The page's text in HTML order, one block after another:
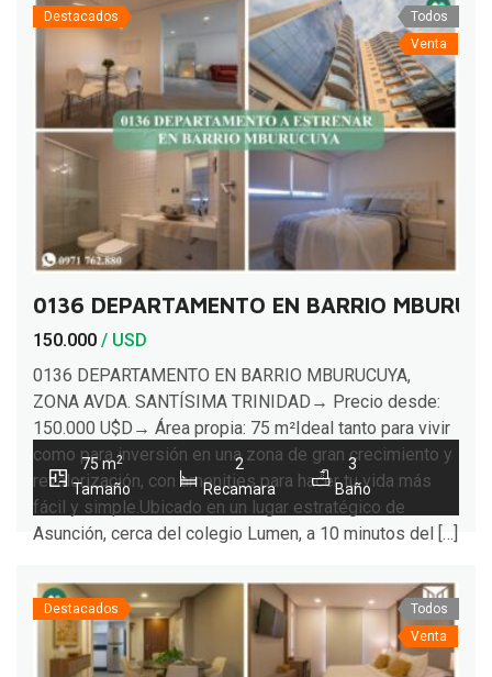
Destacados
Todos
Venta
0136 DEPARTAMENTO EN BARRIO
150.000 / USD
0136 DEPARTAMENTO EN BARRIO MBURUCUYA,
ZONA AVDA. SANTÍSIMA TRINIDAD→ Precio desde:
150.000 U$D→ Área propia: 75 m²Ideal tanto para vivir
como para inversión en una zona de gran crecimiento y
revalorización, con amenities para hacer tu vida más
fácil y simple.Ubicado en un lugar estratégico de
Asunción, cerca del colegio Lumen, a 10 minutos del […]
75 m2
Tamaño
2
Recamara
3
Baño
Destacados
Todos
Venta